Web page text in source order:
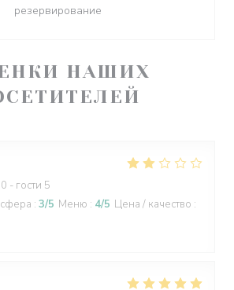
НАШИХ
- гости 5
: 3/5 Меню : 4/5 Цена / качество :
резервирование